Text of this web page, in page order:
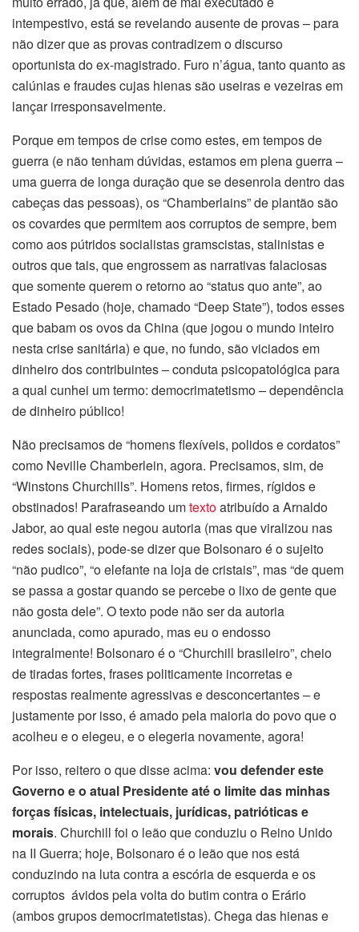
intempestivo, está se revelando ausente de provas – para
não dizer que as provas contradizem o discurso
oportunista do ex-magistrado. Furo n’água, tanto quanto as
calúnias e fraudes cujas hienas são useiras e vezeiras em
lançar irresponsavelmente.
Porque em tempos de crise como estes, em tempos de
guerra (e não tenham dúvidas, estamos em plena guerra –
uma guerra de longa duração que se desenrola dentro das
cabeças das pessoas), os “Chamberlains” de plantão são
os covardes que permitem aos corruptos de sempre, bem
como aos pútridos socialistas gramscistas, stalinistas e
outros que tais, que engrossem as narrativas falaciosas
que somente querem o retorno ao “status quo ante”, ao
Estado Pesado (hoje, chamado “Deep State”), todos esses
que babam os ovos da China (que jogou o mundo inteiro
nesta crise sanitária) e que, no fundo, são viciados em
dinheiro dos contribuintes – conduta psicopatológica para
a qual cunhei um termo: democrimatetismo – dependência
de dinheiro público!
Não precisamos de “homens flexíveis, polidos e cordatos”
como Neville Chamberlein, agora. Precisamos, sim, de
“Winstons Churchills”. Homens retos, firmes, rígidos e
obstinados! Parafraseando umtextoatribuído a Arnaldo
Jabor, ao qual este negou autoria (mas que viralizou nas
redes sociais), pode-se dizer que Bolsonaro é o sujeito
“não pudico”, “o elefante na loja de cristais”, mas “de quem
se passa a gostar quando se percebe o lixo de gente que
não gosta dele”. O texto pode não ser da autoria
anunciada, como apurado, mas eu o endosso
integralmente! Bolsonaro é o “Churchill brasileiro”, cheio
de tiradas fortes, frases politicamente incorretas e
respostas realmente agressivas e desconcertantes – e
justamente por isso, é amado pela maioria do povo que o
acolheu e o elegeu, e o elegeria novamente, agora!
Por isso, reitero o que disse acima: vou defender este
Governo e o atual Presidente até o limite das minhas
forças físicas, intelectuais, jurídicas, patrióticas e
morais. Churchill foi o leão que conduziu o Reino Unido
na II Guerra; hoje, Bolsonaro é o leão que nos está
conduzindo na luta contra a escória de esquerda e os
corruptos ávidos pela volta do butim contra o Erário
(ambos grupos democrimatetistas). Chega das hienas e